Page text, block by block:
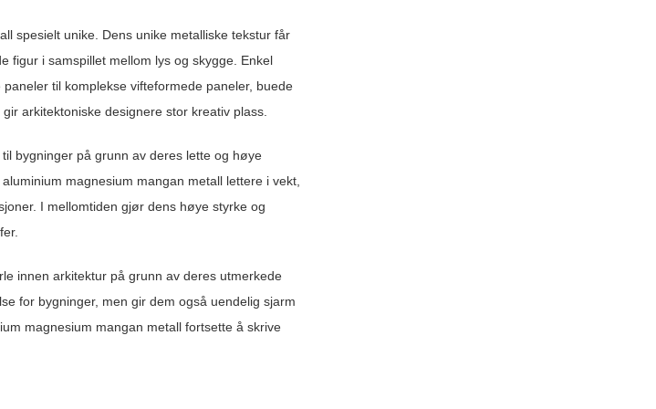
spesielt unike. Dens unike metalliske tekstur får
figur i samspillet mellom lys og skygge. Enkel
til komplekse vifteformede paneler, buede
arkitektoniske designere stor kreativ plass.
bygninger på grunn av deres lette og høye
magnesium mangan metall lettere i vekt,
I mellomtiden gjør dens høye styrke og
innen arkitektur på grunn av deres utmerkede
for bygninger, men gir dem også uendelig sjarm
magnesium mangan metall fortsette å skrive